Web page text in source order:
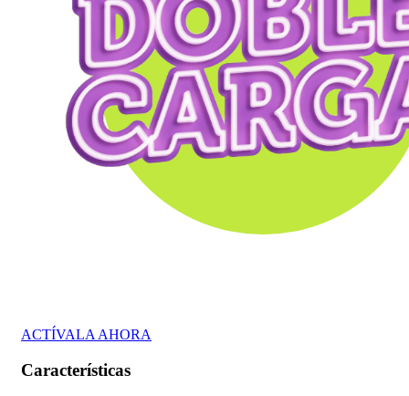
Entretenimiento
ACTÍVALA AHORA
Características